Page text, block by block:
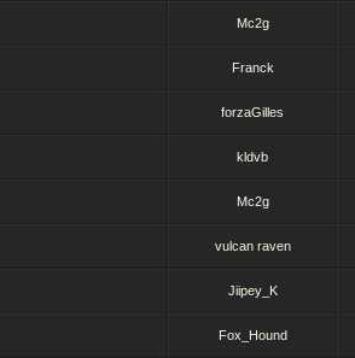
Mc2g
Franck
forzaGilles
kldvb
Mc2g
vulcan raven
Jiipey_K
Fox_Hound